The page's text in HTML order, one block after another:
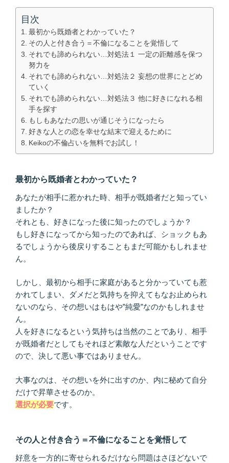
目次
最初から既婚者とわかっていた？
その人と付き合う＝不倫になることを覚悟して
それでも諦められない…対処法１ 一定の距離感を保つ
努力を
それでも諦められない…対処法２ 妄想の世界にとどめ
ていく
それでも諦められない…対処法３ 他に好きになれる相
手を探す
もしもあなたの思いが通じそうになったら
好きな人との恋を幸せな結末で迎えるために
Keikoの不倫占いを無料でお試し！
最初から既婚者とわかっていた？
あなたが相手に惹かれた時、相手が既婚者だと知ってい
ましたか？
それとも、好きになった後に知ったのでしょうか？
もし好きになってから知ったのであれば、ショックもあ
るでしょうから後戻りすることもまだ可能かもしれませ
ん。
しかし、最初から相手に家庭があると分かっていても惹
かれてしまい、ダメだと気持ちを抑えてもなお止められ
ないのなら、その想いはもはや”純愛”なのかもしれませ
ん。
人を好きになるという気持ちは当然のことであり、相手
が既婚者だとしてもそれほど素敵な人だということです
ので、決して悪い事ではありません。
大事なのは、その想いを外に出すのか、内に秘めて自分
だけで昇華させるのか。
選択が必要です。
その人と付き合う＝不倫になることを覚悟して
好意を一方的に寄せられるだけなら問題はさほどないで